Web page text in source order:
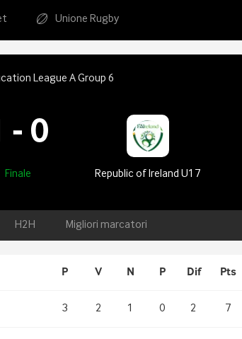
Unione Rugby
League A Group 6
- 0
Finale Republic of Ireland U17
H2H Migliori marcatori
P V N P Dif Pts
3 2 1 0 2 7